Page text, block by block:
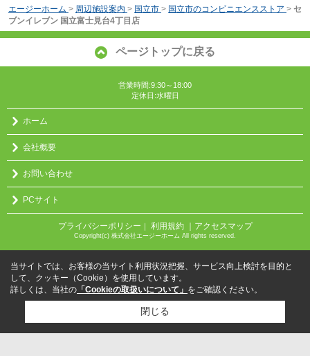
エージーホーム > 周辺施設案内 > 国立市 > 国立市のコンビニエンスストア > セ
ブンイレブン 国立富士見台4丁目店
ページトップに戻る
営業時間:9:30～18:00
定休日:水曜日
ホーム
会社概要
お問い合わせ
PCサイト
プライバシーポリシー ｜ 利用規約 ｜アクセスマップ
Copyright(c) 株式会社エージーホーム All rights reserved.
当サイトでは、お客様の当サイト利用状況把握、サービス向上検討を目的と
して、クッキー（Cookie）を使用しています。
詳しくは、当社の 「Cookieの取扱いについて」 をご確認ください。
閉じる